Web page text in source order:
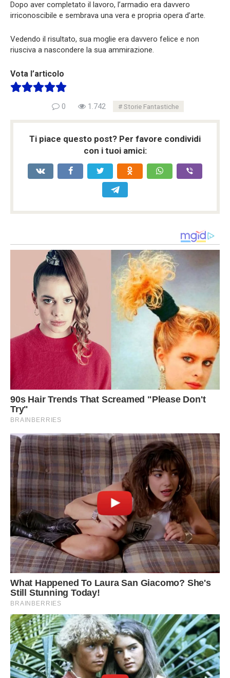
Dopo aver completato il lavoro, l’armadio era davvero
irriconoscibile e sembrava una vera e propria opera d’arte.
Vedendo il risultato, sua moglie era davvero felice e non
riusciva a nascondere la sua ammirazione.
Vota l’articolo
0 1.742 Storie Fantastiche
Ti piace questo post? Per favore condividi
con i tuoi amici: